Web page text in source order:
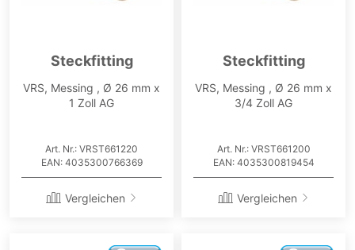
Steckfitting
VRS, Messing , Ø 26 mm x
1 Zoll AG
Art. Nr.: VRST661220
EAN: 4035300766369
Vergleichen
Steckfitting
VRS, Messing , Ø 26 mm x
3/4 Zoll AG
Art. Nr.: VRST661200
EAN: 4035300819454
Vergleichen